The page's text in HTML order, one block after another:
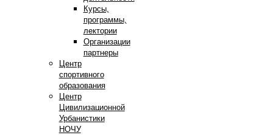
Курсы,
программы,
лектории
Организации
партнеры
Центр
спортивного
образования
Центр
Цивилизационной
Урбанистики
НОЧУ